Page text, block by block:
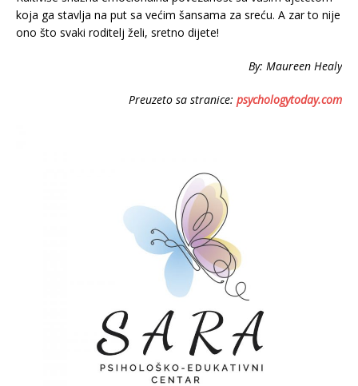
koja ga stavlja na put sa većim šansama za sreću. A zar to nije
ono što svaki roditelj želi, sretno dijete!
By: Maureen Healy
Preuzeto sa stranice: psychologytoday.com